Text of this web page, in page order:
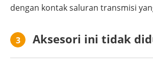
dengan kontak saluran transmisi
3 Aksesori ini tidak